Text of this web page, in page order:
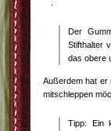
Der
Stifthalter
das obere
Außerdem hat er
mitschleppen
Tipp: Ein